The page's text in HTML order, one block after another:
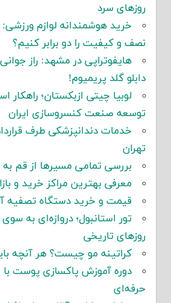
روزهای سرد
خرید هوشمندانه لوازم ورزشی:
نصف و کیفیت را دو برابر کنیم؟
هایفوتراپی در مشهد: راز
دابلو گلد پریمیوم!
لوبیا چیتی ازبکستان؛ راهکار
توسعه صنعت کنسروسازی ایران
خدمات دندانپزشکی طرف
تهران
بررسی تمامی مسیرها از قم
معرفی بهترین مراکز خرید و
قیمت و خرید دستگاه تصفیه
تور استانبول؛ دروازه‌ای به
روزهای تاریخی
کراتینه مو چیست؟ هر آنچه
دوره آموزش پاکسازی پوست
حرفه‌ای